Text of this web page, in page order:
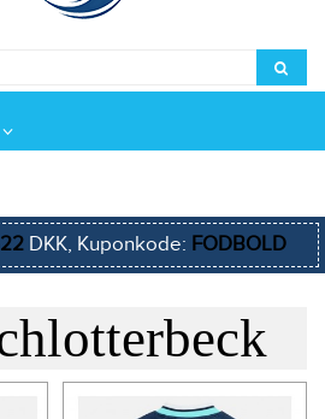
DKK, Kuponkode: FODBOLD